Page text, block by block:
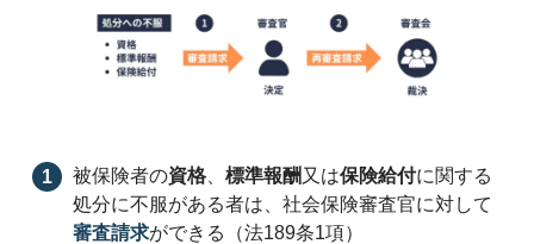
被保険者の資格 、標準報酬 又は保険給付に関する
処分に不服がある者は、社会保険審査官に対して
審査請求ができる（法189条1項）